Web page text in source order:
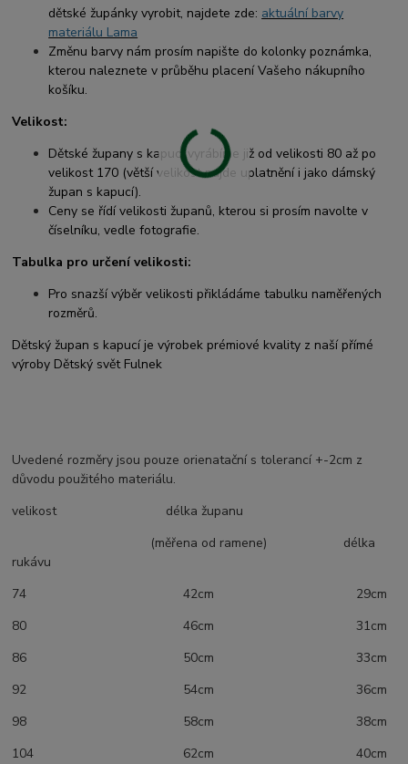
dětské župánky vyrobit, najdete zde: aktuální barvy
materiálu Lama
Změnu barvy nám prosím napište do kolonky poznámka,
kterou naleznete v průběhu placení Vašeho nákupního
košíku.
Velikost:
Dětské župany s kapucí vyrábíme již od velikosti 80 až po
velikost 170 (větší velikost najde uplatnění i jako dámský
župan s kapucí).
Ceny se řídí velikosti županů, kterou si prosím navolte v
číselníku, vedle fotografie.
Tabulka pro určení velikosti:
Pro snazší výběr velikosti přikládáme tabulku naměřených
rozměrů.
Dětský župan s kapucí je výrobek prémiové kvality z naší přímé
výroby Dětský svět Fulnek
Uvedené rozměry jsou pouze orienatační s tolerancí +-2cm z
důvodu použitého materiálu.
velikost délka županu
(měřena od ramene) délka
rukávu
74 42cm 29cm
80 46cm 31cm
86 50cm 33cm
92 54cm 36cm
98 58cm 38cm
104 62cm 40cm